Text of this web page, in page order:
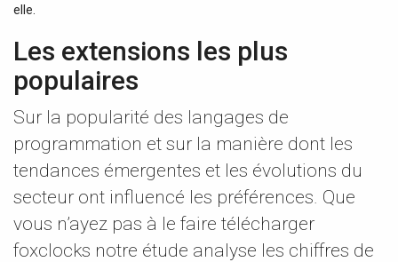
elle.
Les extensions les plus
populaires
Sur la popularité des langages de
programmation et sur la manière dont les
tendances émergentes et les évolutions du
secteur ont influencé les préférences. Que
vous n’ayez pas à le faire télécharger
foxclocks notre étude analyse les chiffres de